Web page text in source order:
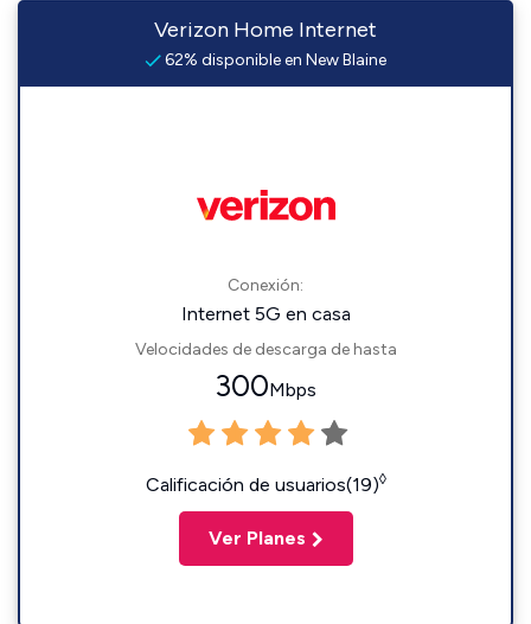
Verizon Home Internet
62% disponible en New Blaine
Conexión:
Internet 5G en casa
Velocidades de descarga de hasta
300Mbps
Calificación de usuarios(19)◊
Ver Planes